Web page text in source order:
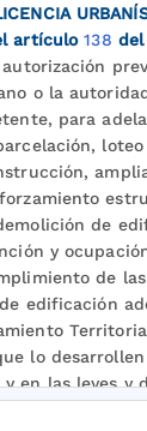
artículo138 del
autorización
o la
para
de
y
de
edificación
lo
en las leyes y